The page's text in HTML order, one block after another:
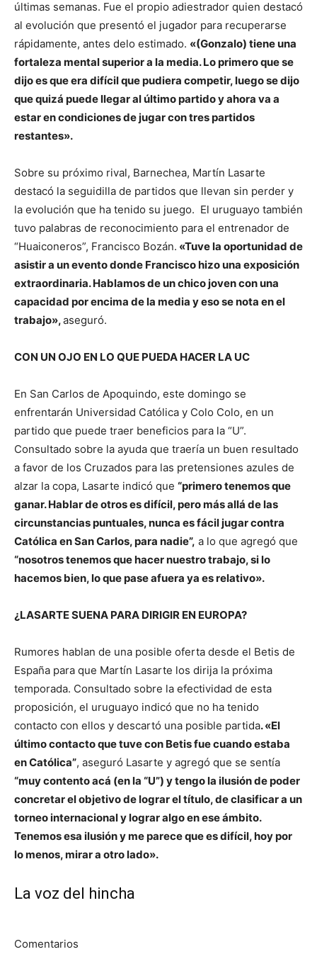
últimas semanas. Fue el propio adiestrador quien destacó
al evolución que presentó el jugador para recuperarse
rápidamente, antes delo estimado. «(Gonzalo) tiene una
fortaleza mental superior a la media. Lo primero que se
dijo es que era difícil que pudiera competir, luego se dijo
que quizá puede llegar al último partido y ahora va a
estar en condiciones de jugar con tres partidos
restantes».
Sobre su próximo rival, Barnechea, Martín Lasarte
destacó la seguidilla de partidos que llevan sin perder y
la evolución que ha tenido su juego. El uruguayo también
tuvo palabras de reconocimiento para el entrenador de
“Huaiconeros”, Francisco Bozán. «Tuve la oportunidad de
asistir a un evento donde Francisco hizo una exposición
extraordinaria. Hablamos de un chico joven con una
capacidad por encima de la media y eso se nota en el
trabajo»,aseguró.
CON UN OJO EN LO QUE PUEDA HACER LA UC
En San Carlos de Apoquindo, este domingo se
enfrentarán Universidad Católica y Colo Colo, en un
partido que puede traer beneficios para la “U”.
Consultado sobre la ayuda que traería un buen resultado
a favor de los Cruzados para las pretensiones azules de
alzar la copa, Lasarte indicó que “primero tenemos que
ganar. Hablar de otros es difícil, pero más allá de las
circunstancias puntuales, nunca es fácil jugar contra
Católica en San Carlos, para nadie”, a lo que agregó que
“nosotros tenemos que hacer nuestro trabajo, si lo
hacemos bien, lo que pase afuera ya es relativo».
¿LASARTE SUENA PARA DIRIGIR EN EUROPA?
Rumores hablan de una posible oferta desde el Betis de
España para que Martín Lasarte los dirija la próxima
temporada. Consultado sobre la efectividad de esta
proposición, el uruguayo indicó que no ha tenido
contacto con ellos y descartó una posible partida. «El
último contacto que tuve con Betis fue cuando estaba
en Católica”, aseguró Lasarte y agregó que se sentía
“muy contento acá (en la “U”) y tengo la ilusión de poder
concretar el objetivo de lograr el título, de clasificar a un
torneo internacional y lograr algo en ese ámbito.
Tenemos esa ilusión y me parece que es difícil, hoy por
lo menos, mirar a otro lado».
La voz del hincha
Comentarios